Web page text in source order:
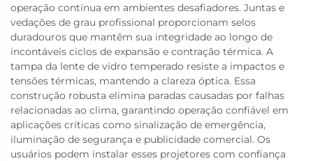
operação contínua em ambientes desafiadores. Juntas e
vedações de grau profissional proporcionam selos
duradouros que mantêm sua integridade ao longo de
incontáveis ciclos de expansão e contração térmica. A
tampa da lente de vidro temperado resiste a impactos e
tensões térmicas, mantendo a clareza óptica. Essa
construção robusta elimina paradas causadas por falhas
relacionadas ao clima, garantindo operação confiável em
aplicações críticas como sinalização de emergência,
iluminação de segurança e publicidade comercial. Os
usuários podem instalar esses projetores com confiança